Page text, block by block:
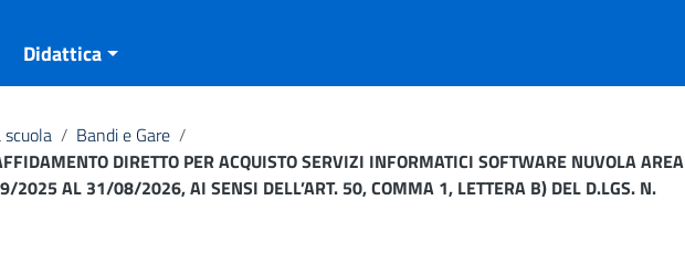
Didattica
/ Bandi e Gare /
DIRETTO PER ACQUISTO SERVIZI INFORMATICI SOFTWARE NUVOLA AREA
2025 AL 31/08/2026, AI SENSI DELL’ART. 50, COMMA 1, LETTERA B) DEL D.LGS. N.